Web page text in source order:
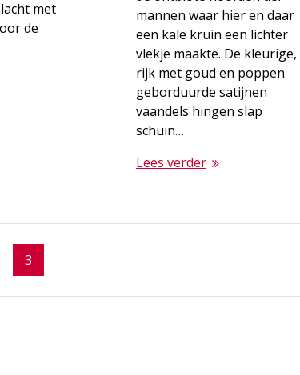
met
de
mannen waar hier en daar
een kale kruin een lichter
vlekje maakte. De kleurige,
rijk met goud en poppen
geborduurde satijnen
vaandels hingen slap
schuin…
Lees verder
Page
3